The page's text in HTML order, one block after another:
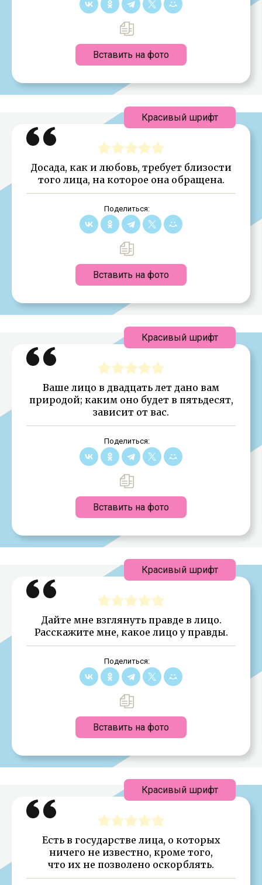
Вставить на фото
Досада, как и любовь, требует близости
того лица, на которое она обращена.
Поделиться:
Вставить на фото
Красивый шрифт
Ваше лицо в двадцать лет дано вам
природой; каким оно будет в пятьдесят,
зависит от вас.
Поделиться:
Вставить на фото
Красивый шрифт
Дайте мне взглянуть правде в лицо.
Расскажите мне, какое лицо у правды.
Поделиться:
Вставить на фото
Красивый шрифт
Есть в государстве лица, о которых
ничего не известно, кроме того,
что их не позволено оскорблять.
Красивый шрифт